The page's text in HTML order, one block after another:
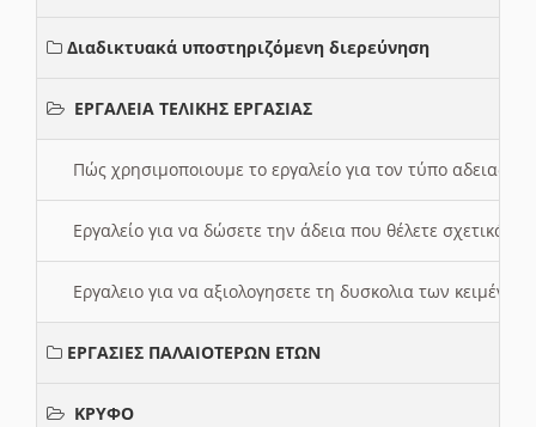
Διαδικτυακά υποστηριζόμενη διερεύνηση
ΕΡΓΑΛΕΙΑ ΤΕΛΙΚΗΣ ΕΡΓΑΣΙΑΣ
Πώς χρησιμοποιουμε το εργαλείο για τον τύπο αδειας
Εργαλείο για να δώσετε την άδεια που θέλετε σχετικά
Εργαλειο για να αξιολογησετε τη δυσκολια των
ΕΡΓΑΣΙΕΣ ΠΑΛΑΙΟΤΕΡΩΝ ΕΤΩΝ
ΚΡΥΦΟ